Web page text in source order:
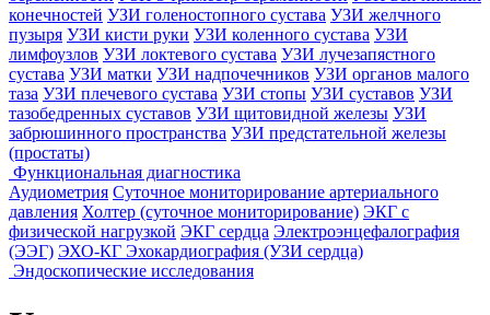
конечностей УЗИ голеностопного сустава УЗИ желчного
пузыря УЗИ кисти руки УЗИ коленного сустава УЗИ
лимфоузлов УЗИ локтевого сустава УЗИ лучезапястного
сустава УЗИ матки УЗИ надпочечников УЗИ органов малого
таза УЗИ плечевого сустава УЗИ стопы УЗИ суставов УЗИ
тазобедренных суставов УЗИ щитовидной железы УЗИ
забрюшинного пространства УЗИ предстательной железы
(простаты)
Функциональная диагностика
Аудиометрия Суточное мониторирование артериального
давления Холтер (суточное мониторирование) ЭКГ с
физической нагрузкой ЭКГ сердца Электроэнцефалография
(ЭЭГ) ЭХО-КГ Эхокардиография (УЗИ сердца)
Эндоскопические исследования